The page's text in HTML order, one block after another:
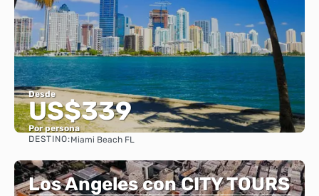
Desde
US$339
Por persona
DESTINO:Miami Beach FL
Los Angeles con CITY TOURS